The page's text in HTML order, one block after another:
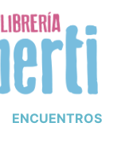
ENCUENTROS